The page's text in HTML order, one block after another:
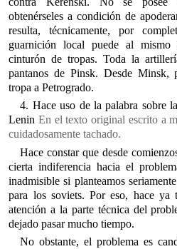
obtenérseles a condición de
resulta, técnicamente, por
guarnición local puede al
cinturón de tropas. Toda la
pantanos de Pinsk. Desde Minsk,
tropa a Petrogrado.
4. Hace uso de la palabra sobre
LeninEn el texto original escrito a
cuidadosamente tachado.
Hace constar que desde
cierta indiferencia hacia el
inadmisible si planteamos
para los soviets. Por eso, hace ya
atención a la parte técnica del
dejado pasar mucho tiempo.
No obstante, el problema es